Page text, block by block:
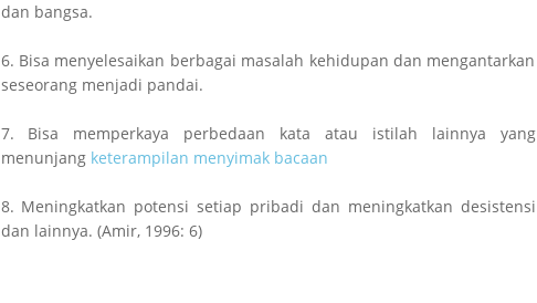
dan bangsa.
6. Bisa menyelesaikan berbagai masalah kehidupan dan mengantarkan
seseorang menjadi pandai.
7. Bisa memperkaya perbedaan kata atau istilah lainnya yang
menunjang keterampilan menyimak bacaan
8. Meningkatkan potensi setiap pribadi dan meningkatkan desistensi
dan lainnya. (Amir, 1996: 6)